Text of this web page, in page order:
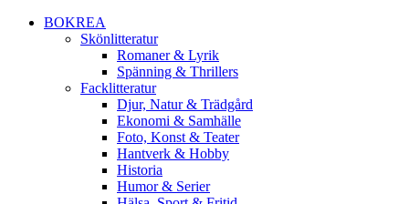
BOKREA
Skönlitteratur
Romaner & Lyrik
Spänning & Thrillers
Facklitteratur
Djur, Natur & Trädgård
Ekonomi & Samhälle
Foto, Konst & Teater
Hantverk & Hobby
Historia
Humor & Serier